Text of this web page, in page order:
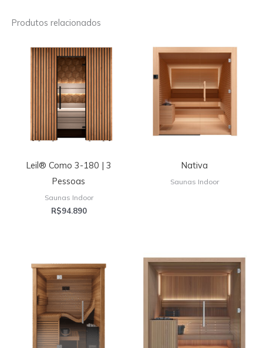
Produtos relacionados
Leil® Como 3-180 | 3
Pessoas
Saunas Indoor
R$94.890
Nativa
Saunas Indoor